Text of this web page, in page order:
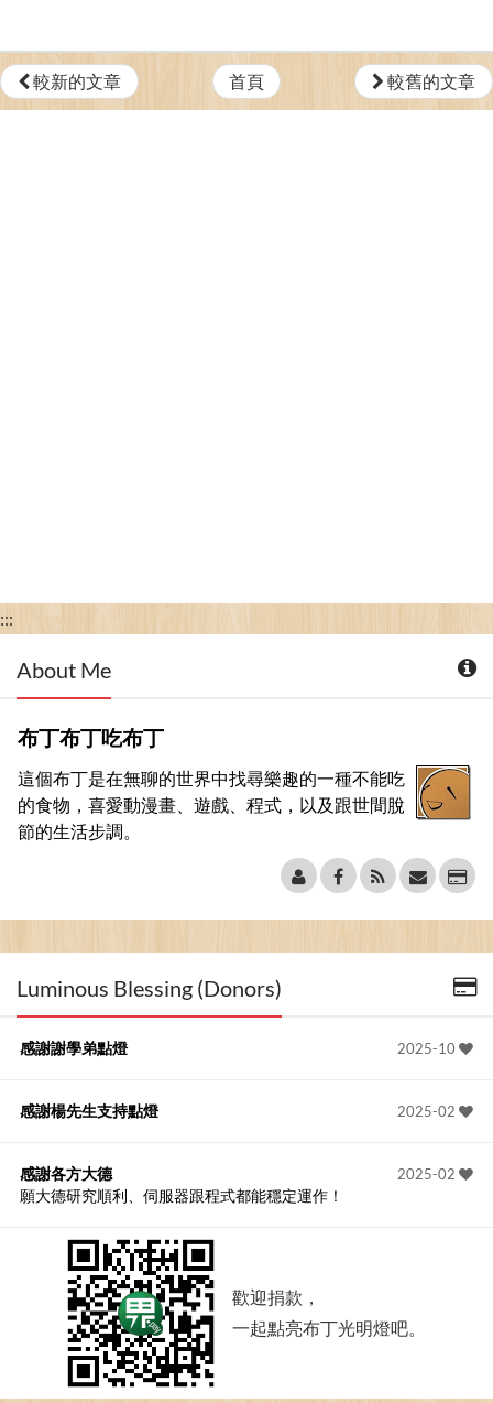
較新的文章 首頁 較舊的文章
:::
About Me
布丁布丁吃布丁
這個布丁是在無聊的世界中找尋樂趣的一種不能吃
的食物，喜愛動漫畫、遊戲、程式，以及跟世間脫
節的生活步調。
Luminous Blessing (Donors)
2025-10
感謝謝學弟點燈
2025-02
感謝楊先生支持點燈
2025-02
感謝各方大德
願大德研究順利、伺服器跟程式都能穩定運作！
歡迎捐款，
一起點亮布丁光明燈吧。